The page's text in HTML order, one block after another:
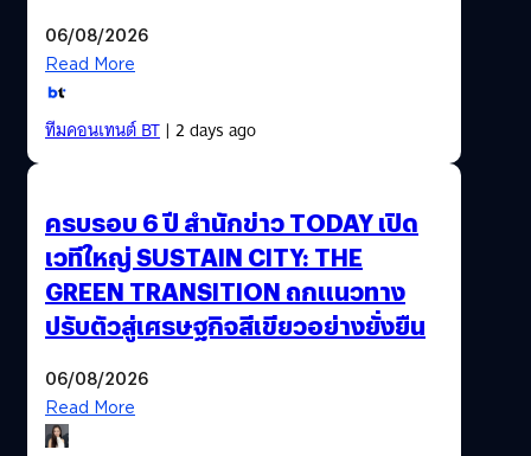
06/08/2026
Read More
ทีมคอนเทนต์ BT| 2 days ago
ครบรอบ 6 ปี สำนักข่าว TODAY เปิด
เวทีใหญ่ SUSTAIN CITY: THE
GREEN TRANSITION ถกแนวทาง
ปรับตัวสู่เศรษฐกิจสีเขียวอย่างยั่งยืน
06/08/2026
Read More